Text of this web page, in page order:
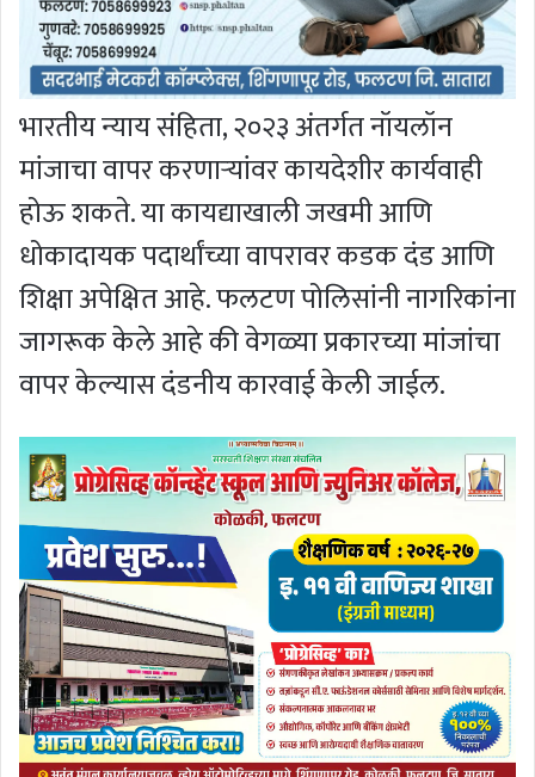
भारतीय न्याय संहिता, २०२३ अंतर्गत नॉयलॉन
मांजाचा वापर करणार्‍यांवर कायदेशीर कार्यवाही
होऊ शकते. या कायद्याखाली जखमी आणि
धोकादायक पदार्थांच्या वापरावर कडक दंड आणि
शिक्षा अपेक्षित आहे. फलटण पोलिसांनी नागरिकांना
जागरूक केले आहे की वेगळ्या प्रकारच्या मांजांचा
वापर केल्यास दंडनीय कारवाई केली जाईल.